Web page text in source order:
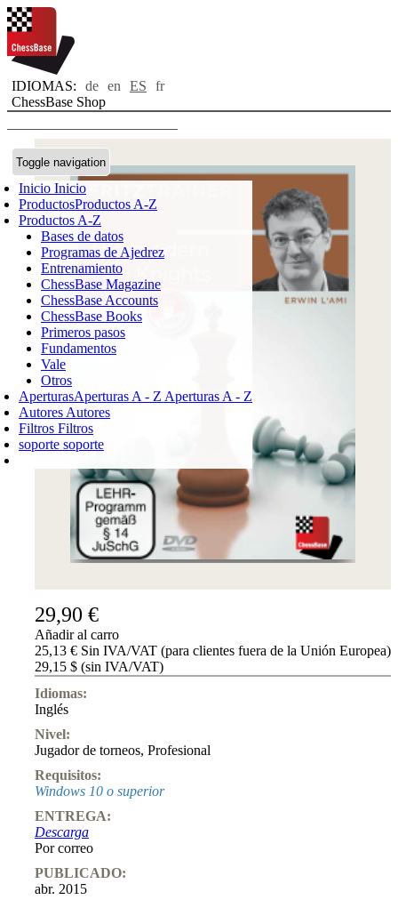
IDIOMAS: de en ES
fr
ChessBase Shop
Toggle navigation
Inicio Inicio
ProductosProductos A-Z
Productos A-Z
Bases de datos
Programas de Ajedrez
Entrenamiento
ChessBase Magazine
ChessBase Accounts
ChessBase Books
Primeros pasos
Fundamentos
Vale
Otros
AperturasAperturas A - Z Aperturas A - Z
Autores Autores
Filtros Filtros
soporte soporte
Login
CARRO DE LA COMPRA
0
29,90 €
Añadir al carro
25,13 € Sin IVA/VAT (para clientes fuera de la Unión Europea)
29,15 $ (sin IVA/VAT)
Idiomas:
Inglés
Nivel:
Jugador de torneos, Profesional
Requisitos:
Windows 10 o superior
ENTREGA:
Descarga
Por correo
PUBLICADO:
abr. 2015